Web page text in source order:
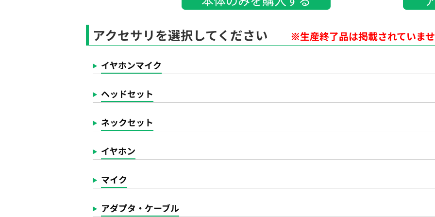
アクセサリを選択してください ※生産終了品は掲載されていま
イヤホンマイク
ヘッドセット
ネックセット
イヤホン
マイク
アダプタ・ケーブル